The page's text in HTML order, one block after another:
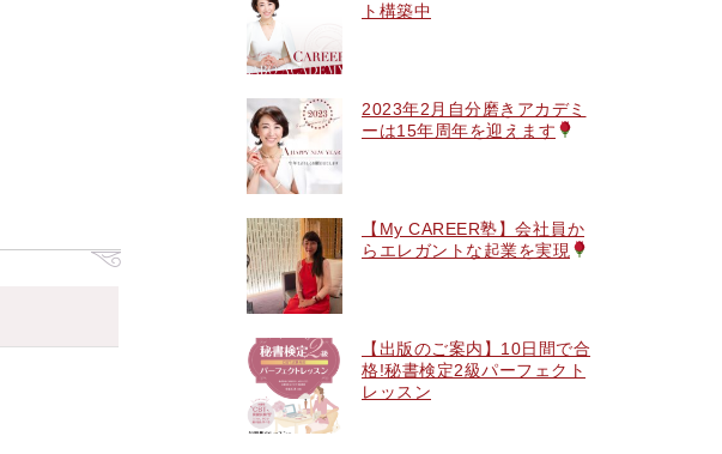
ト構築中
2023年2月自分磨きアカデミ
ーは15年周年を迎えます
【My CAREER塾】会社員か
らエレガントな起業を実現
【出版のご案内】10日間で合
格!秘書検定2級パーフェクト
レッスン